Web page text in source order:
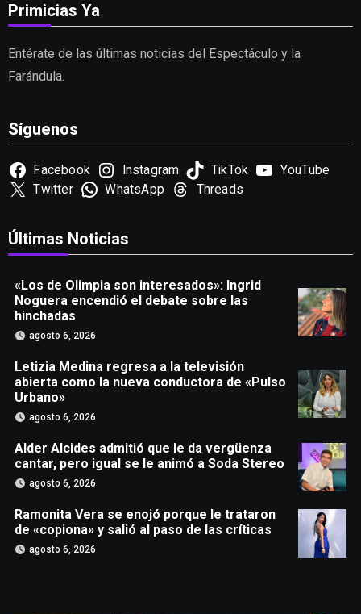
Primicias Ya
Entérate de las últimas noticias del Espectáculo y la
Farándula.
Síguenos
Facebook Instagram TikTok
YouTube
Twitter
WhatsApp Threads
Últimas Noticias
«Los de Olimpia son interesados»: Ingrid
Noguera encendió el debate sobre las
hinchadas
agosto 6, 2026
Letizia Medina regresa a la televisión
abierta como la nueva conductora de «Pulso
Urbano»
agosto 6, 2026
Alder Alcides admitió que le da vergüenza
cantar, pero igual se le animó a Soda Stereo
agosto 6, 2026
Ramonita Vera se enojó porque le trataron
de «copiona» y salió al paso de las críticas
agosto 6, 2026